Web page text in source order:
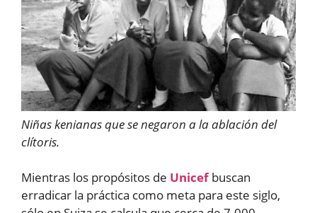
Niñas kenianas que se negaron a la ablación del
clítoris.
Mientras los propósitos de Unicefbuscan
erradicar la práctica como meta para este siglo,